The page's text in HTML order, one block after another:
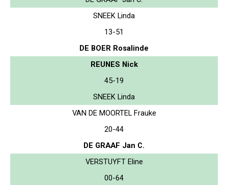
SNEEK Linda
13-51
DE BOER Rosalinde
REUNES Nick
45-19
SNEEK Linda
VAN DE MOORTEL Frauke
20-44
DE GRAAF Jan C.
VERSTUYFT Eline
00-64